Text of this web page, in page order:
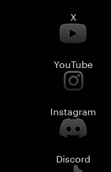
X
YouTube
Instagram
Discord